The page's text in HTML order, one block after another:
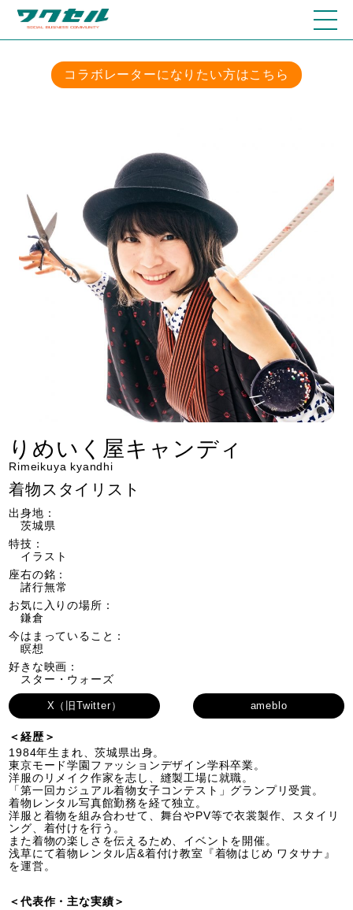
コラボレーターになりたい方はこちら
りめいく屋キャンディ
Rimeikuya kyandhi
着物スタイリスト
出身地：
茨城県
特技：
イラスト
座右の銘：
諸行無常
お気に入りの場所：
鎌倉
今はまっていること：
瞑想
好きな映画：
スター・ウォーズ
X（旧Twitter） ameblo
＜経歴＞
1984年生まれ、茨城県出身。
東京モード学園ファッションデザイン学科卒業。
洋服のリメイク作家を志し、縫製工場に就職。
「第一回カジュアル着物女子コンテスト」グランプリ受賞。
着物レンタル写真館勤務を経て独立。
洋服と着物を組み合わせて、舞台やPV等で衣裳製作、スタイリ
ング、着付けを行う。
また着物の楽しさを伝えるため、イベントを開催。
浅草にて着物レンタル店&着付け教室『着物はじめ ワタサナ』
を運営。
＜代表作・主な実績＞